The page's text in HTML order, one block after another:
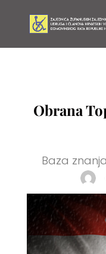
Obrana
Baza znanja